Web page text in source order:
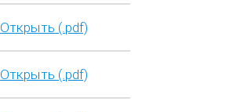
Открыть (.pdf)
Открыть (.pdf)